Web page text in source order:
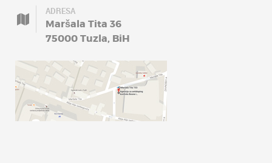
ADRESA
Maršala Tita 36
75000 Tuzla, BiH